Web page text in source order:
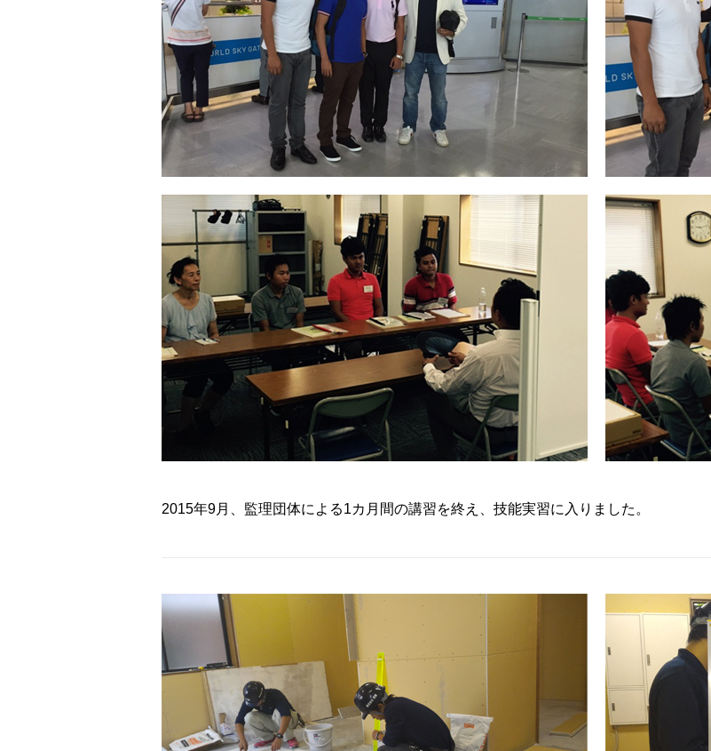
2015年9月、監理団体による1カ月間の講習を終え、技能実習に入りました。